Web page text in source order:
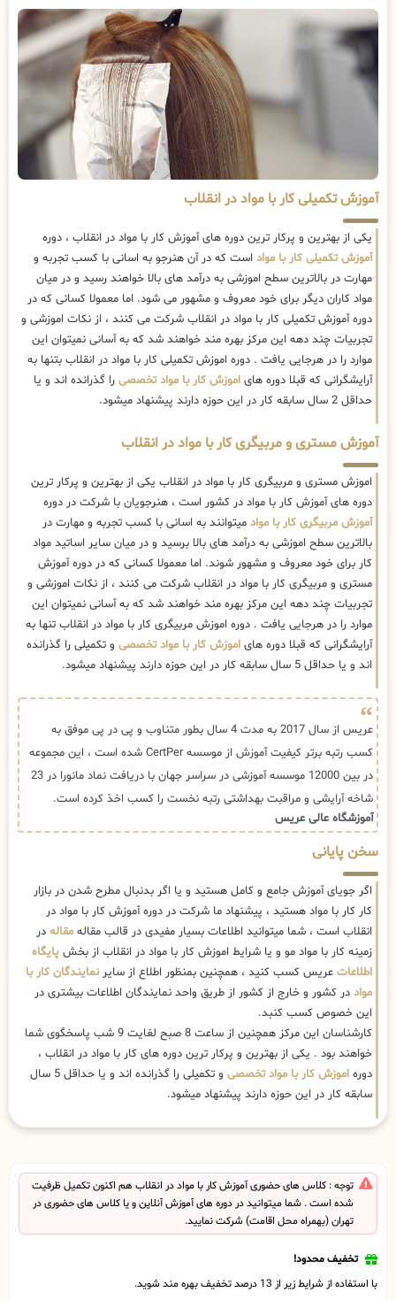
آموزش تکمیلی کار با مواد در انقلاب
یکی از بهترین و پرکار ترین دوره های آموزش کار با مواد در انقلاب ، دوره
آموزش تکمیلی کار با مواد است که در آن هنرجو به اسانی با کسب تجربه و
مهارت در بالاترین سطح اموزشی به درآمد های بالا خواهند رسید و در میان
مواد کاران دیگر برای خود معروف و مشهور می شود. اما معمولا کسانی که در
دوره آموزش تکمیلی کار با مواد در انقلاب شرکت می کنند ، از نکات اموزشی و
تجربیات چند دهه این مرکز بهره مند خواهند شد که به آسانی نمیتوان این
موارد را در هرجایی یافت . دوره اموزش تکمیلی کار با مواد در انقلاب بتنها به
آرایشگرانی که قبلا دوره های اموزش کار با مواد تخصصی را گذرانده اند و یا
حداقل 2 سال سابقه کار در این حوزه دارند پیشنهاد میشود.
آموزش مستری و مربیگری کار با مواد در انقلاب
اموزش مستری و مربیگری کار با مواد در انقلاب یکی از بهترین و پرکار ترین
دوره های آموزش کار با مواد در کشور است ، هنرجویان با شرکت در دوره
آموزش مربیگری کار با مواد میتوانند به اسانی با کسب تجربه و مهارت در
بالاترین سطح اموزشی به درآمد های بالا برسید و در میان سایر اساتید مواد
کار برای خود معروف و مشهور شوند. اما معمولا کسانی که در دوره آموزش
مستری و مربیگری کار با مواد در انقلاب شرکت می کنند ، از نکات اموزشی و
تجربیات چند دهه این مرکز بهره مند خواهند شد که به آسانی نمیتوان این
موارد را در هرجایی یافت . دوره اموزش مربیگری کار با مواد در انقلاب تنها به
آرایشگرانی که قبلا دوره های اموزش کار با مواد تخصصی و تکمیلی را گذرانده
اند و یا حداقل 5 سال سابقه کار در این حوزه دارند پیشنهاد میشود.
عریس از سال 2017 به مدت 4 سال بطور متناوب و پی در پی موفق به
کسب رتبه برتر کیفیت آموزش از موسسه CertPer شده است ، این مجموعه
در بین 12000 موسسه آموزشی در سراسر جهان با دریافت نماد مانورا در 23
شاخه آرایشی و مراقبت بهداشتی رتبه نخست را کسب اخذ کرده است.
آموزشگاه عالی عریس
سخن پایانی
اگر جویای آموزش جامع و کامل هستید و یا اگر بدنبال مطرح شدن در بازار
کار کار با مواد هستید ، پیشنهاد ما شرکت در دوره آموزش کار با مواد در
انقلاب است ، شما میتوانید اطلاعات بسیار مفیدی در قالب مقاله مقاله در
زمینه کار با مواد مو و یا شرایط اموزش کار با مواد در انقلاب از بخش پایگاه
اطلاعات عریس کسب کنید ، همچنین بمنظور اطلاع از سایرنمایندگان کار با
مواد در کشور و خارج از کشور از طریق واحد نمایندگان اطلاعات بیشتری در
این خصوص کسب کنبد.
کارشناسان این مرکز همچنین از ساعت 8 صبح لغایت 9 شب پاسخگوی شما
خواهند بود . یکی از بهترین و پرکار ترین دوره های کار با مواد در انقلاب ،
دوره اموزش کار با مواد تخصصی
و تکمیلی را گذرانده اند و یا حداقل 5 سال
سابقه کار در این حوزه دارند پیشنهاد میشود.
توجه : کلاس های حضوری آموزش کار با مواد در انقلاب هم اکنون تکمیل ظرفیت
شده است . شما میتوانید در دوره های آموزش آنلاین و یا کلاس های حضوری در
تهران (بهمراه محل اقامت) شرکت نمایید.
تخفیف محدود!
با استفاده از شرایط زیر از 13 درصد تخفیف بهره مند شوید.